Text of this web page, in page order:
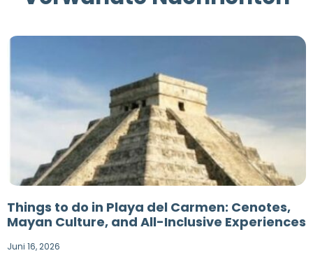
Things to do in Playa del Carmen: Cenotes,
Mayan Culture, and All-Inclusive Experiences
Juni 16, 2026